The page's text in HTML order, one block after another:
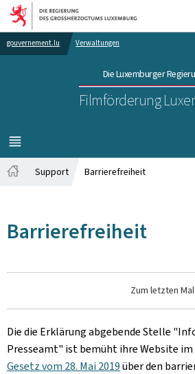
Zur Hauptnavigation
Zum Inhalt
gouvernement.lu Verwaltungen
Die Luxemburger
Filmförderung
MENÜ
HAUPT-
Support Barrierefreiheit
Barrierefreiheit
Zum letzten
Die die Erklärung abgebende Stelle
Presseamt" ist bemüht ihre Website
Gesetz vom 28. Mai 2019über den